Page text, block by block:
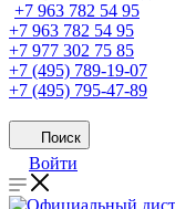
+7 963 782 54 95
+7 963 782 54 95
+7 977 302 75 85
+7 (495) 789-19-07
+7 (495) 795-47-89
Поиск
Войти